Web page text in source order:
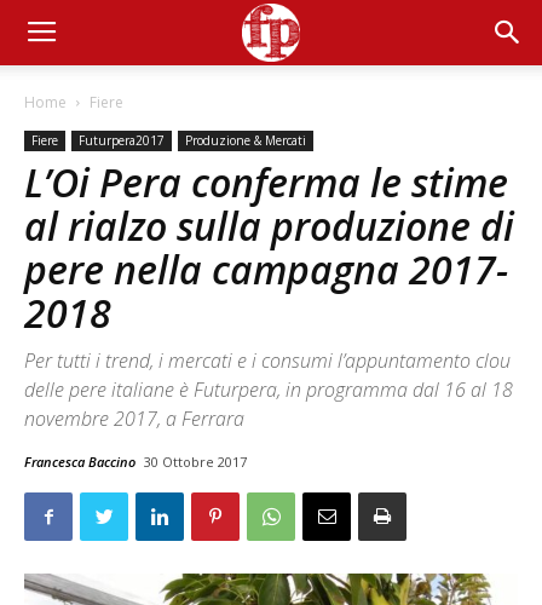
Home Fiere
Fiere Futurpera2017 Produzione & Mercati
L’Oi Pera conferma le stime
al rialzo sulla produzione di
pere nella campagna 2017-
2018
Per tutti i trend, i mercati e i consumi l’appuntamento clou
delle pere italiane è Futurpera, in programma dal 16 al 18
novembre 2017, a Ferrara
Francesca Baccino 30 Ottobre 2017